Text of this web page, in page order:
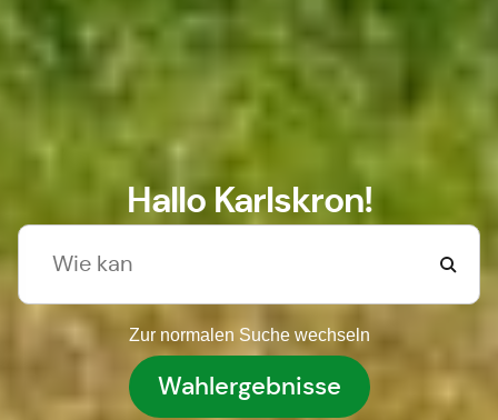
Hallo Karlskron!
Zur normalen Suche wechseln
Wahlergebnisse